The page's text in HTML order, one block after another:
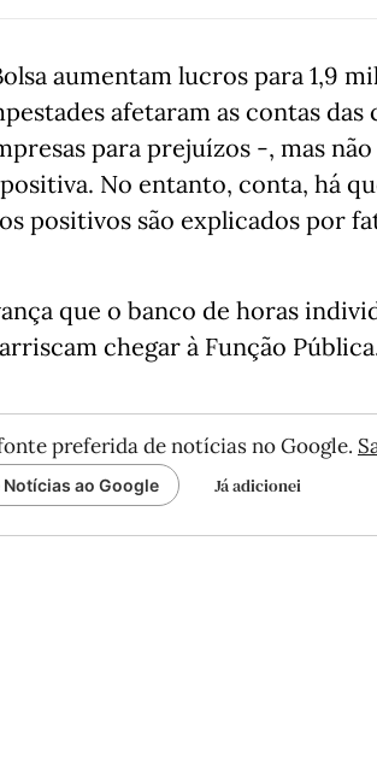
aumentam lucros para 1,9
afetaram as contas das
para prejuízos -, mas
No entanto, conta, há
positivos são explicados por
que o banco de horas
chegar à Função
preferida de notícias no Google.
ao Google Já adicionei